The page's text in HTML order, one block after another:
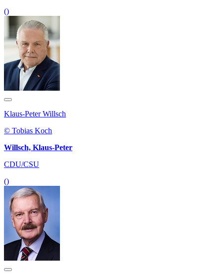
()
Klaus-Peter Willsch
© Tobias Koch
Willsch, Klaus-Peter
CDU/CSU
()